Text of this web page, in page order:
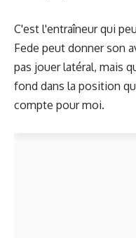
C'est l'entraîneur qui
Fede peut donner son
pas jouer latéral, mais
fond dans la position
compte pour moi.